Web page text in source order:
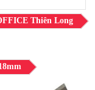
Thiên Long